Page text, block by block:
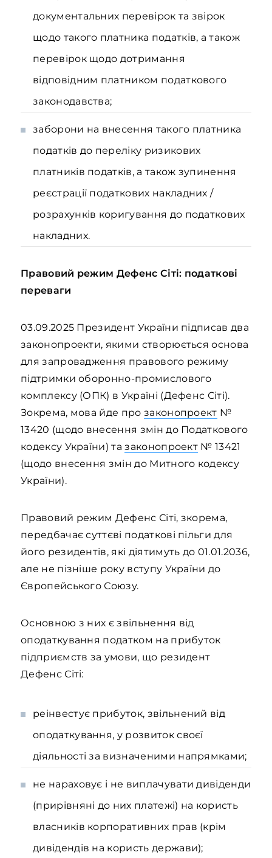
документальних перевірок та звірок
щодо такого платника податків, а також
перевірок щодо дотримання
відповідним платником податкового
законодавства;
заборони на внесення такого платника
податків до переліку ризикових
платників податків, а також зупинення
реєстрації податкових накладних /
розрахунків коригування до податкових
накладних.
Правовий режим Дефенс Сіті: податкові
переваги
03.09.2025 Президент України підписав два
законопроекти, якими створюється основа
для запровадження правового режиму
підтримки оборонно-промислового
комплексу (ОПК) в Україні (Дефенс Сіті).
Зокрема, мова йде про законопроект №
13420 (щодо внесення змін до Податкового
кодексу України) тазаконопроект № 13421
(щодо внесення змін до Митного кодексу
України).
Правовий режим Дефенс Сіті, зкорема,
передбачає суттєві податкові пільги для
його резидентів, які діятимуть до 01.01.2036,
але не пізніше року вступу України до
Європейського Союзу.
Основною з них є звільнення від
оподаткування податком на прибуток
підприємств за умови, що резидент
Дефенс Сіті:
рeiнвестує прибуток, звільнений від
оподаткування, у розвиток своєї
діяльності за визначеними напрямками;
не нараховує і не виплачувати дивіденди
(прирівняні до них платежі) на користь
власників корпоративних прав (крім
дивідендів на користь держави);